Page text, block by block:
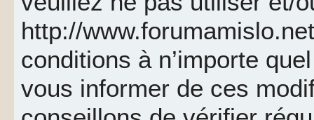
http://
conditions à n’importe
vous informer de ces